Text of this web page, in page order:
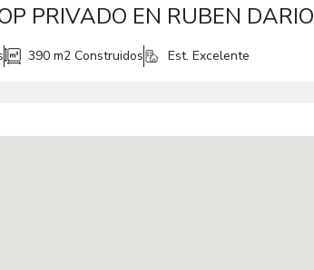
PRIVADO EN RUBEN DARIO
390 m2 Construidos Est. Excelente